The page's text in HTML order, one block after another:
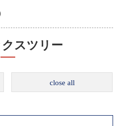
スツリー
close all